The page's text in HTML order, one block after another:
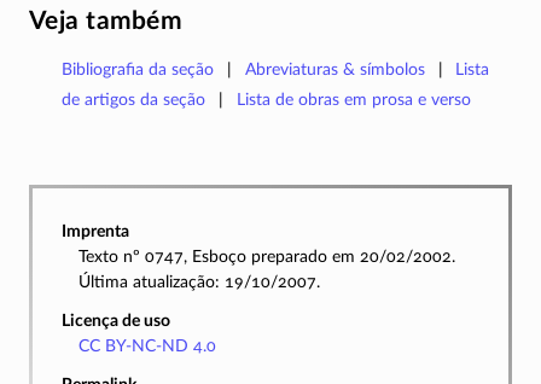
Veja também
Bibliografia da seção Abreviaturas & símbolos
Lista
de artigos da seção
Lista de obras em prosa e verso
Imprenta
Texto nº 0747, Esboço preparado em 20/02/2002.
Última atualização: 19/10/2007.
Licença de uso
CC BY-NC-ND 4.0